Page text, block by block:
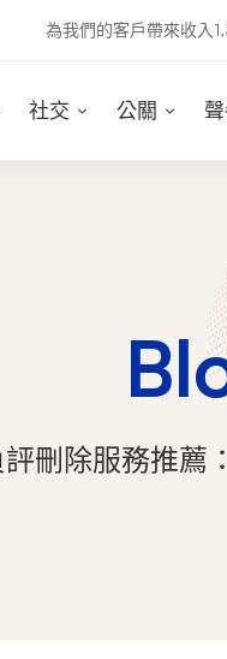
為我們的客戶帶來收入
社交 公關
刪除服務推薦